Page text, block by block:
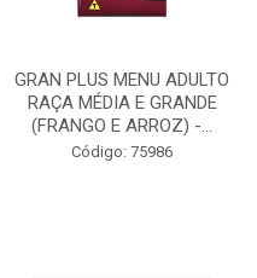
GRAN PLUS MENU ADULTO
RAÇA MÉDIA E GRANDE
(FRANGO E ARROZ) -...
Código: 75986